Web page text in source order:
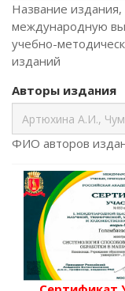
Название издания,
международную
учебно-
изданий
Авторы издания
ФИО авторов